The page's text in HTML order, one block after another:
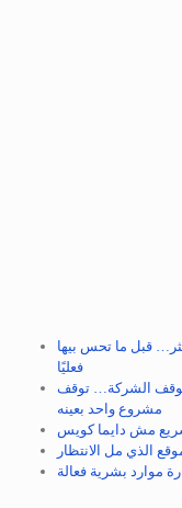
قبل ما تحس بيها
فعليًا
الشركة… توقف
مشروع واحد بعينه
مش دايما كويس
الذي مل الانتظار